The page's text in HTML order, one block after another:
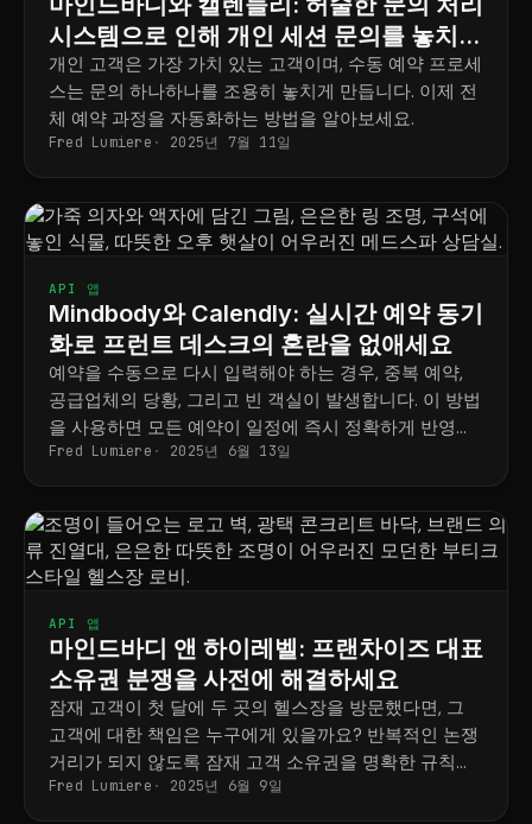
시스템으로 인해 개인 세션 문의를 놓치는
것을 멈추세요
개인 고객은 가장 가치 있는 고객이며, 수동 예약 프로세
스는 문의 하나하나를 조용히 놓치게 만듭니다. 이제 전
체 예약 과정을 자동화하는 방법을 알아보세요.
Fred Lumiere 2025년 7월 11일
API 앱
Mindbody와 Calendly: 실시간 예약 동기
화로 프런트 데스크의 혼란을 없애세요
예약을 수동으로 다시 입력해야 하는 경우, 중복 예약,
공급업체의 당황, 그리고 빈 객실이 발생합니다. 이 방법
을 사용하면 모든 예약이 일정에 즉시 정확하게 반영됩
니다.
Fred Lumiere 2025년 6월 13일
API 앱
마인드바디 앤 하이레벨: 프랜차이즈 대표
소유권 분쟁을 사전에 해결하세요
잠재 고객이 첫 달에 두 곳의 헬스장을 방문했다면, 그
고객에 대한 책임은 누구에게 있을까요? 반복적인 논쟁
거리가 되지 않도록 잠재 고객 소유권을 명확한 규칙으
로 만드는 방법을 알려드립니다.
Fred Lumiere 2025년 6월 9일